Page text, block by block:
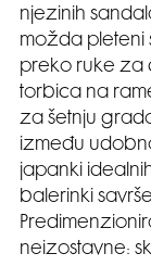
njezinih
možda pleteni
preko ruke za
torbica na
za šetnju
između
japanki
balerinki
neizostavne: